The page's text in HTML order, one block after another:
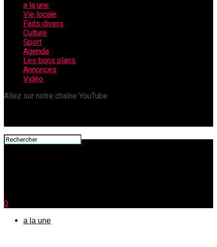
a la une
Vie locale
Faits divers
Culture
Sport
Agenda
Les bons plans
Annonces
Vidéo
Allez sur notre chaîne YouTube
0
a la une